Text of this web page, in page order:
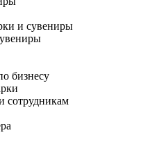
и сувениры
бизнесу
сотрудникам